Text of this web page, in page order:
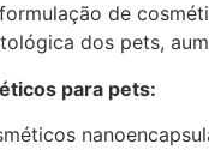
de
dos pets,
para pets: